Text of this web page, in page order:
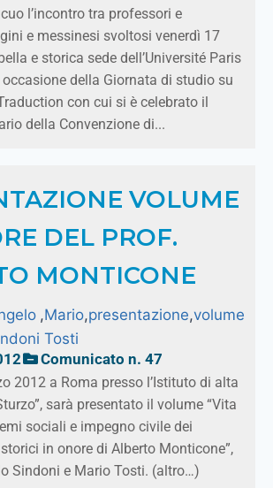
l’incontro tra professori e
e messinesi svoltosi venerdì 17
e storica sede dell’Université Paris
occasione della Giornata di studio su
con cui si è celebrato il
della Convenzione di...
VOLUME
DEL PROF.
MONTICONE
,Mario
Tosti
,presentazione,volume
Comunicato n. 47
2012 a Roma presso l’Istituto di alta
sarà presentato il volume “Vita
sociali e impegno civile dei
in onore di Alberto Monticone”,
Sindoni e Mario Tosti. (altro…)